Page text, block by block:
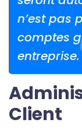
n’est pas
comptes
entreprise.
Client